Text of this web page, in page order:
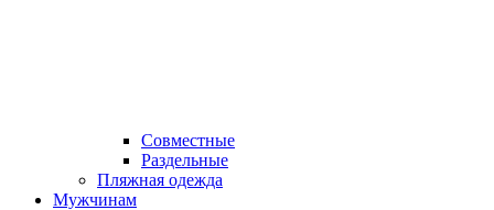
Совместные
Раздельные
Пляжная одежда
Мужчинам